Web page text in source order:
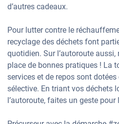
d’autres cadeaux.
Pour lutter contre le
recyclage des déchets font
quotidien. Sur l’autoroute
place de bonnes pratiques ! La
services et de repos sont
sélective. En triant vos déchets
l’autoroute, faites un geste pour